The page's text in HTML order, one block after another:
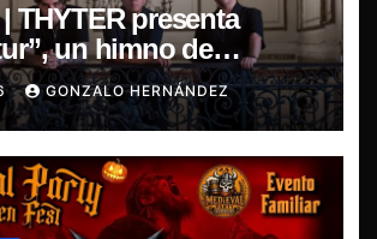
THYTER presenta
un himno de
metal inspirado en
GONZALO HERNÁNDEZ